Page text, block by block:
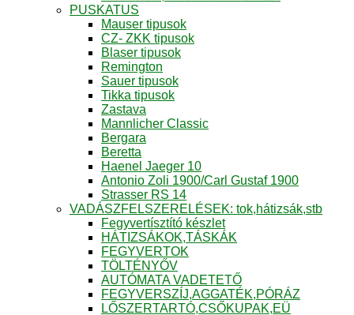
PUSKATUS
Mauser tipusok
CZ- ZKK tipusok
Blaser tipusok
Remington
Sauer tipusok
Tikka tipusok
Zastava
Mannlicher Classic
Bergara
Beretta
Haenel Jaeger 10
Antonio Zoli 1900/Carl Gustaf 1900
Strasser RS 14
VADÁSZFELSZERELÉSEK: tok,hátizsák,stb
Fegyvertísztító készlet
HÁTIZSÁKOK,TÁSKÁK
FEGYVERTOK
TÖLTÉNYŐV
AUTÓMATA VADETETŐ
FEGYVERSZÍJ,AGGATÉK,PÓRÁZ
LŐSZERTARTÓ,CSŐKUPAK,EÜ